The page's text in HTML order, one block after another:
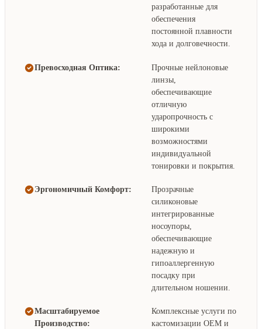
разработанные для
обеспечения
постоянной плавности
хода и долговечности.
Превосходная Оптика:
Прочные нейлоновые
линзы,
обеспечивающие
отличную
ударопрочность с
широкими
возможностями
индивидуальной
тонировки и покрытия.
Эргономичный Комфорт:
Прозрачные
силиконовые
интегрированные
носоупоры,
обеспечивающие
надежную и
гипоаллергенную
посадку при
длительном ношении.
Масштабируемое
Производство:
Комплексные услуги по
кастомизации OEM и